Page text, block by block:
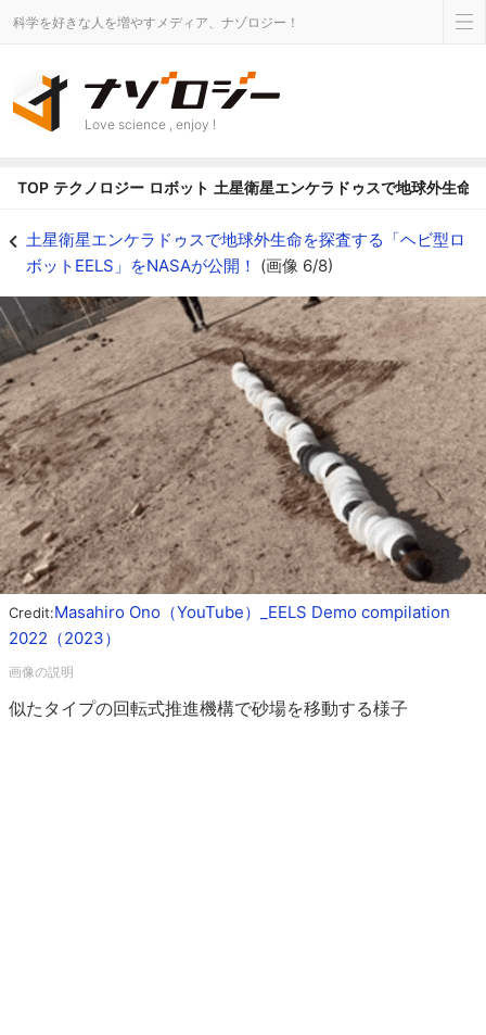
科学を好きな人を増やすメディア、ナゾロジー！
Love science , enjoy !
TOP テクノロジー ロボット 土星衛星エンケラドゥスで地球外生命
土星衛星エンケラドゥスで地球外生命を探査する「ヘビ型ロ
ボットEELS」をNASAが公開！ (画像 6/8)
Credit:Masahiro Ono（YouTube）_EELS Demo compilation
2022（2023）
似たタイプの回転式推進機構で砂場を移動する様子